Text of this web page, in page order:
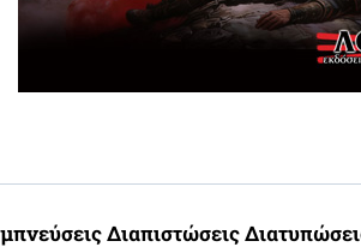
Διαπιστώσεις